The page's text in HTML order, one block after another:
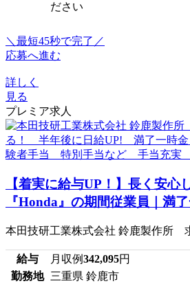
ださい
＼最短45秒で完了／
応募へ進む
詳しく
見る
プレミア求人
【着実に給与UP！】長く安心
『Honda』の期間従業員｜満
本田技研工業株式会社 鈴鹿製作所
給与 月収例342,095円
勤務地 三重県 鈴鹿市